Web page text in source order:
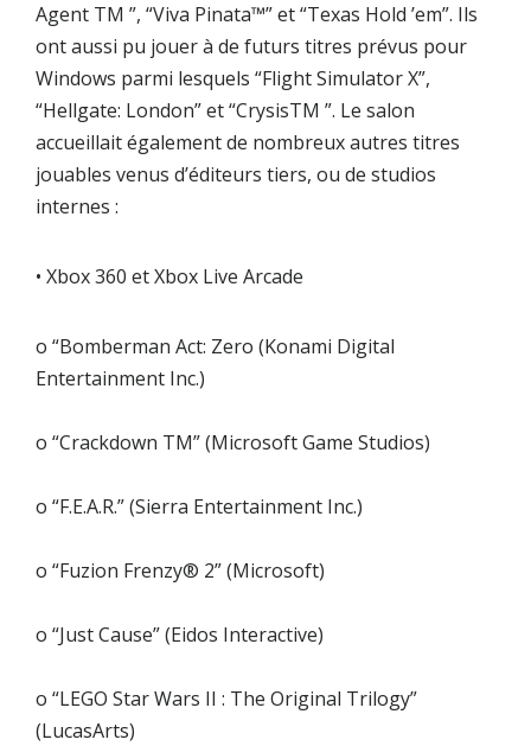
Agent TM ”, “Viva Pinata™” et “Texas Hold ’em”. Ils
ont aussi pu jouer à de futurs titres prévus pour
Windows parmi lesquels “Flight Simulator X”,
“Hellgate: London” et “CrysisTM ”. Le salon
accueillait également de nombreux autres titres
jouables venus d’éditeurs tiers, ou de studios
internes :
• Xbox 360 et Xbox Live Arcade
o “Bomberman Act: Zero (Konami Digital
Entertainment Inc.)
o “Crackdown TM” (Microsoft Game Studios)
o “F.E.A.R.” (Sierra Entertainment Inc.)
o “Fuzion Frenzy® 2” (Microsoft)
o “Just Cause” (Eidos Interactive)
o “LEGO Star Wars II : The Original Trilogy”
(LucasArts)